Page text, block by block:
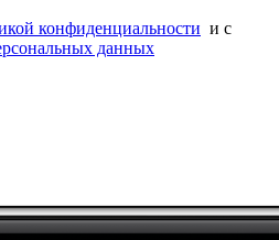
конфиденциальности и с
данных